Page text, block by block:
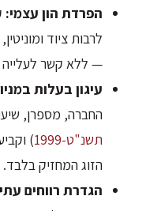
הפרדת הון עצמי:
לרבות ציוד
— ללא קשר לעלייה
עיגון בעלות
החברה, מספרן,
תשנ"ט-1999
)
הזוג המחזיק בלבד.
הגדרת רווחים